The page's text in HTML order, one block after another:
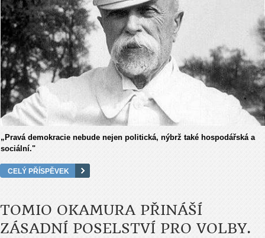
„Pravá demokracie nebude nejen politická, nýbrž také hospodářská a
sociální."
CELÝ PŘÍSPĚVEK
TOMIO OKAMURA PŘINÁŠÍ
ZÁSADNÍ POSELSTVÍ PRO VOLBY.